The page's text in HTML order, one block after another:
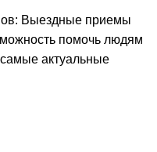
Выездные приемы
помочь людям
самые актуальные